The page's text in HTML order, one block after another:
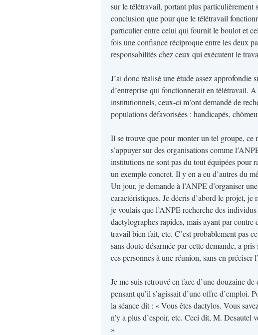
sur le télétravail, portant plus particulièrement
conclusion que pour que le télétravail
particulier entre celui qui fournit le boulot et
fois une confiance réciproque entre les deux
responsabilités chez ceux qui exécutent le
J’ai donc réalisé une étude assez approfondie
d’entreprise qui fonctionnerait en télétravail.
institutionnels, ceux-ci m’ont demandé de
populations défavorisées : handicapés,
Il se trouve que pour monter un tel groupe, ce
s’appuyer sur des organisations comme
institutions ne sont pas du tout équipées pour
un exemple concret. Il y en a eu d’autres du
Un jour, je demande à l’ANPE d’organiser
caractéristiques. Je décris d’abord le projet, je
je voulais que l’ANPE recherche des
dactylographes rapides, mais ayant par contre
travail bien fait, etc. C’est probablement pas
sans doute désarmée par cette demande, a
ces personnes à une réunion, sans en préciser
Je me suis retrouvé en face d’une douzaine
pensant qu’il s’agissait d’une offre
la séance dit : « Vous êtes dactylos. Vous
n’y a plus d’espoir, etc. Ceci dit, M. Desautel
»